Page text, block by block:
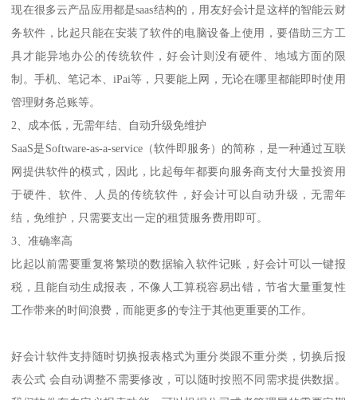
只要打开好会计微信端，可以随时查看公司的应收、应付、费用、